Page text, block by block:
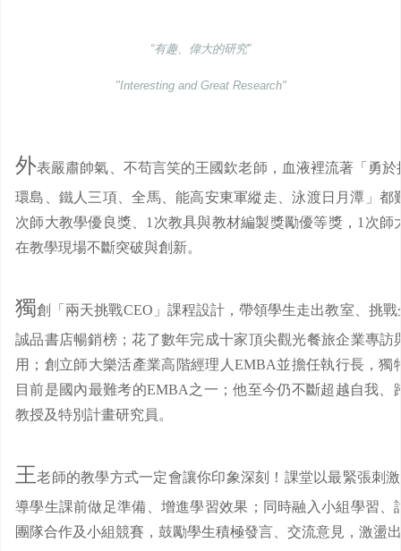
“有趣、偉大的研究”
"Interesting and Great Research"
外表嚴肅帥氣、不苟言笑的王國欽老師，血液裡流著「勇
環島、鐵人三項、全馬、能高安東軍縱走、泳渡日月潭」
次師大教學優良獎、1次教具與教材編製獎勵優等獎，1次
在教學現場不斷突破與創新。
獨創「兩天挑戰CEO」課程設計，帶領學生走出教室、挑
誠品書店暢銷榜；花了數年完成十家頂尖觀光餐旅企業專
用；創立師大樂活產業高階經理人EMBA並擔任執行長，
目前是國內最難考的EMBA之一；他至今仍不斷超越自我
教授及特別計畫研究員。
王老師的教學方式一定會讓你印象深刻！課堂以最緊張刺
導學生課前做足準備、增進學習效果；同時融入小組學習
團隊合作及小組競賽，鼓勵學生積極發言、交流意見，激盪